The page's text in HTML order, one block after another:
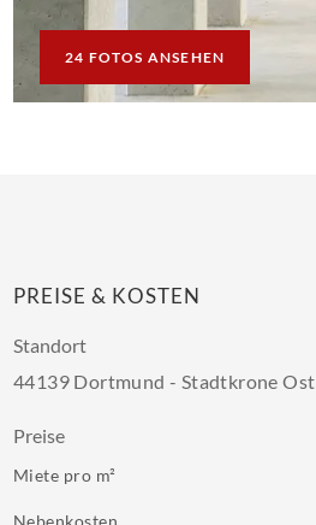
24 FOTOS ANSEHEN
PREISE & KOSTEN
Standort
44139 Dortmund - Stadtkrone Ost
Preise
Miete pro m²
Nebenkosten